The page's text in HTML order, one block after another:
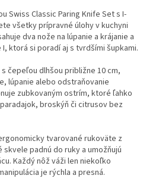
Swiss Classic Paring Knife Set s I-
všetky prípravné úlohy v kuchyni
dva nože na lúpanie a krájanie a
ktorá si poradí aj s tvrdšími šupkami.
čepeľou dlhšou približne 10 cm,
lúpanie alebo odstraňovanie
zubkovaným ostrím, ktoré ľahko
broskýň či citrusov bez
tvarované rukoväte z
padnú do ruky a umožňujú
Každý nôž váži len niekoľko
je rýchla a presná.